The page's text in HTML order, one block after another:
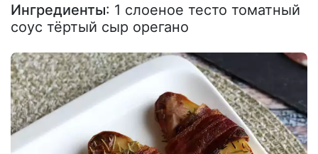
Ингредиенты: 1 слоеное тесто томатный
соус тёртый сыр орегано